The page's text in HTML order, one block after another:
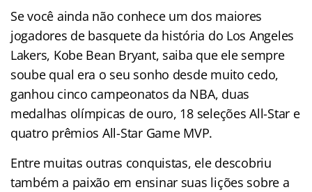
Se você ainda não conhece um dos maiores
jogadores de basquete da história do Los Angeles
Lakers, Kobe Bean Bryant, saiba que ele sempre
soube qual era o seu sonho desde muito cedo,
ganhou cinco campeonatos da NBA, duas
medalhas olímpicas de ouro, 18 seleções All-Star e
quatro prêmios All-Star Game MVP.
Entre muitas outras conquistas, ele descobriu
também a paixão em ensinar suas lições sobre a